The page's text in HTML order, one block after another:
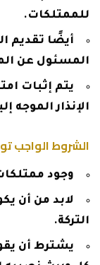
للممتلكات.
أيضًا تقديم
المسئول عن
يتم إثبات
الإنذار الموجه
الشروط الواجب
وجود
لابد من أن
التركة.
يشترط أن